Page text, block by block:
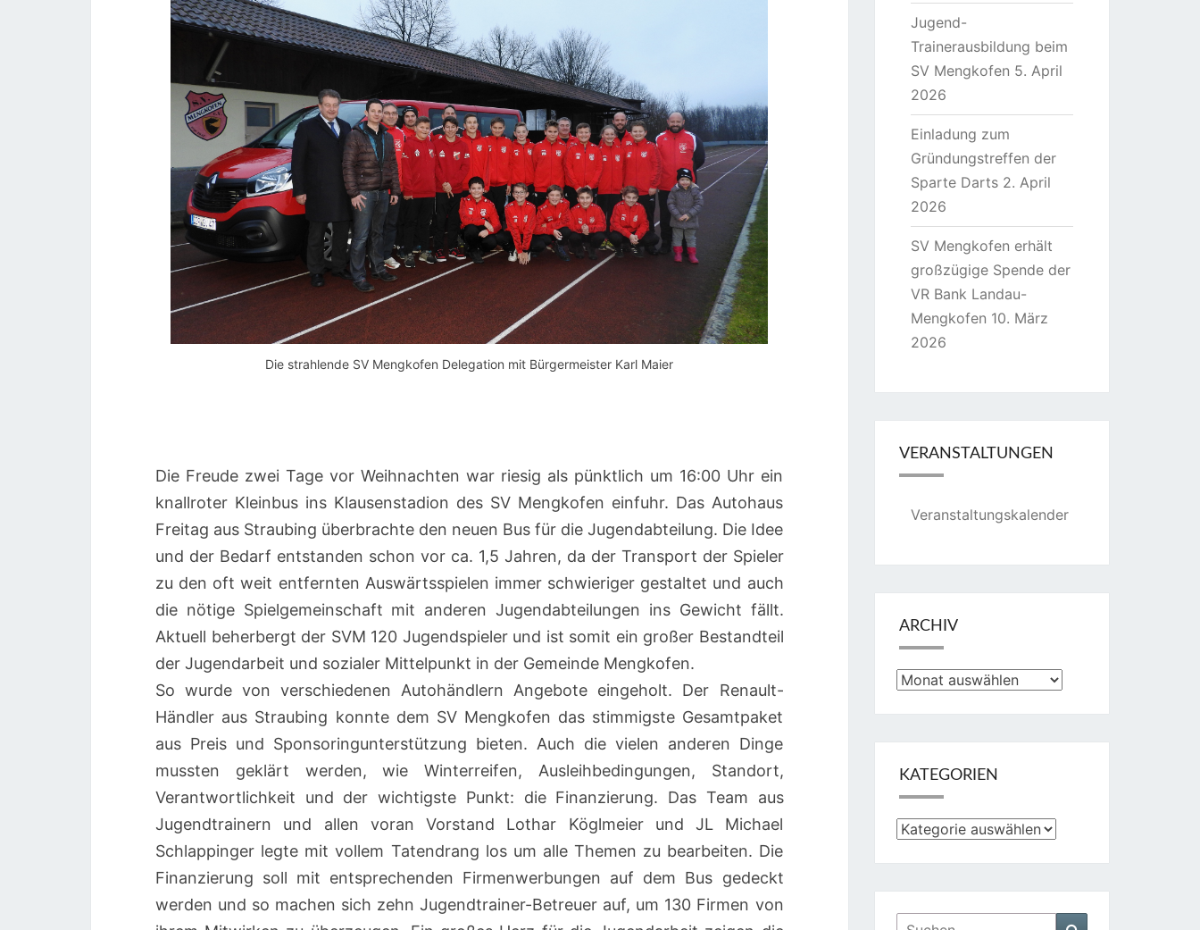
Die strahlende SV Mengkofen Delegation mit Bürgermeister Karl Maier
Die Freude zwei Tage vor Weihnachten war riesig als pünktlich um 16:00 Uhr ein
knallroter Kleinbus ins Klausenstadion des SV Mengkofen einfuhr. Das Autohaus
Freitag aus Straubing überbrachte den neuen Bus für die Jugendabteilung. Die Idee
und der Bedarf entstanden schon vor ca. 1,5 Jahren, da der Transport der Spieler
zu den oft weit entfernten Auswärtsspielen immer schwieriger gestaltet und auch
die nötige Spielgemeinschaft mit anderen Jugendabteilungen ins Gewicht fällt.
Aktuell beherbergt der SVM 120 Jugendspieler und ist somit ein großer Bestandteil
der Jugendarbeit und sozialer Mittelpunkt in der Gemeinde Mengkofen.
So wurde von verschiedenen Autohändlern Angebote eingeholt. Der Renault-
Händler aus Straubing konnte dem SV Mengkofen das stimmigste Gesamtpaket
aus Preis und Sponsoringunterstützung bieten. Auch die vielen anderen Dinge
mussten geklärt werden, wie Winterreifen, Ausleihbedingungen, Standort,
Verantwortlichkeit und der wichtigste Punkt: die Finanzierung. Das Team aus
Jugendtrainern und allen voran Vorstand Lothar Köglmeier und JL Michael
Schlappinger legte mit vollem Tatendrang los um alle Themen zu bearbeiten. Die
Finanzierung soll mit entsprechenden Firmenwerbungen auf dem Bus gedeckt
werden und so machen sich zehn Jugendtrainer-Betreuer auf, um 130 Firmen von
Jugend-
Trainerausbildung beim
SV Mengkofen 5. April
2026
Einladung zum
Gründungstreffen der
Sparte Darts 2. April
2026
SV Mengkofen erhält
großzügige Spende der
VR Bank Landau-
Mengkofen 10. März
2026
VERANSTALTUNGEN
Veranstaltungskalender
ARCHIV
Archiv
KATEGORIEN
Kategorien
Suchen